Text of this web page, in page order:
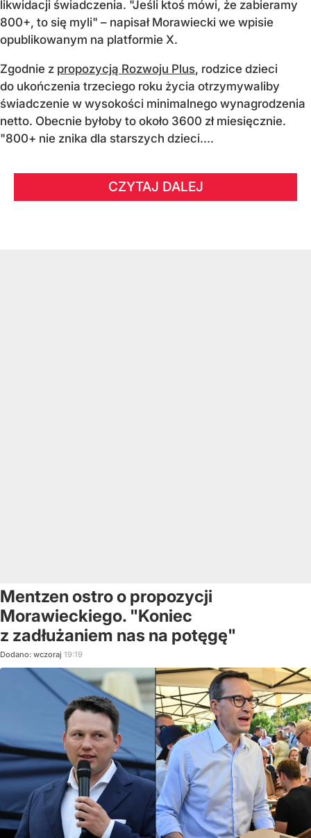
likwidacji świadczenia. "Jeśli ktoś mówi, że zabieramy
800+, to się myli" – napisał Morawiecki we wpisie
opublikowanym na platformie X.
Zgodnie z propozycją Rozwoju Plus, rodzice dzieci
do ukończenia trzeciego roku życia otrzymywaliby
świadczenie w wysokości minimalnego wynagrodzenia
netto. Obecnie byłoby to około 3600 zł miesięcznie.
"800+ nie znika dla starszych dzieci....
CZYTAJ DALEJ
Mentzen ostro o propozycji
Morawieckiego. "Koniec
z zadłużaniem nas na potęgę"
Dodano: wczoraj 19:19